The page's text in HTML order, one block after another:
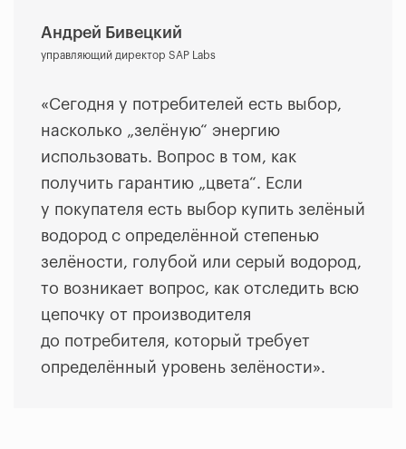
Андрей Бивецкий
управляющий директор SAP Labs
«Сегодня у потребителей есть выбор,
насколько „зелёную“ энергию
использовать. Вопрос в том, как
получить гарантию „цвета“. Если
у покупателя есть выбор купить зелёный
водород с определённой степенью
зелёности, голубой или серый водород,
то возникает вопрос, как отследить всю
цепочку от производителя
до потребителя, который требует
определённый уровень зелёности».